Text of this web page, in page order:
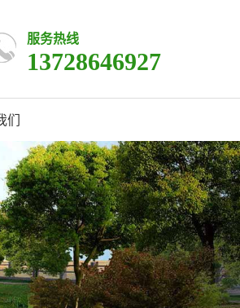
服务热线
13728646927
们